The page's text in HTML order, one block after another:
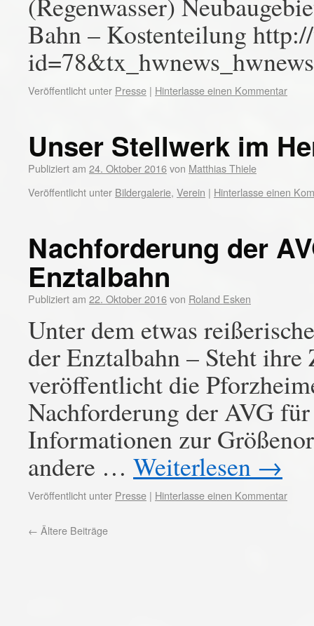
Bahn – Kostenteilung
Veröffentlicht unter Presse | Hinterlasse einen Kommentar
Unser Stellwerk im
Publiziert am 24. Oktober 2016von Matthias Thiele
Veröffentlicht unter Bildergalerie, Verein | Hinterlasse einen
Nachforderung der
Enztalbahn
Publiziert am 22. Oktober 2016von Roland Esken
Unter dem etwas
der Enztalbahn – Steht
veröffentlicht die
Nachforderung der AVG
Informationen zur
andere … Weiterlesen →
Veröffentlicht unter Presse | Hinterlasse einen Kommentar
← Ältere Beiträge